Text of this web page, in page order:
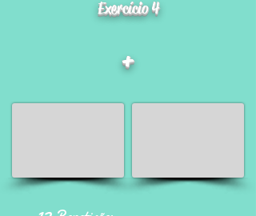
Exercício 4
+